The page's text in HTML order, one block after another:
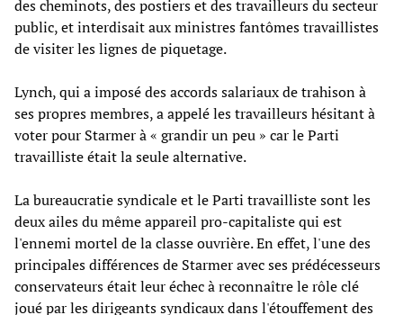
des cheminots, des postiers et des travailleurs du secteur
public, et interdisait aux ministres fantômes travaillistes
de visiter les lignes de piquetage.
Lynch, qui a imposé des accords salariaux de trahison à
ses propres membres, a appelé les travailleurs hésitant à
voter pour Starmer à « grandir un peu » car le Parti
travailliste était la seule alternative.
La bureaucratie syndicale et le Parti travailliste sont les
deux ailes du même appareil pro-capitaliste qui est
l'ennemi mortel de la classe ouvrière. En effet, l'une des
principales différences de Starmer avec ses prédécesseurs
conservateurs était leur échec à reconnaître le rôle clé
joué par les dirigeants syndicaux dans l'étouffement des